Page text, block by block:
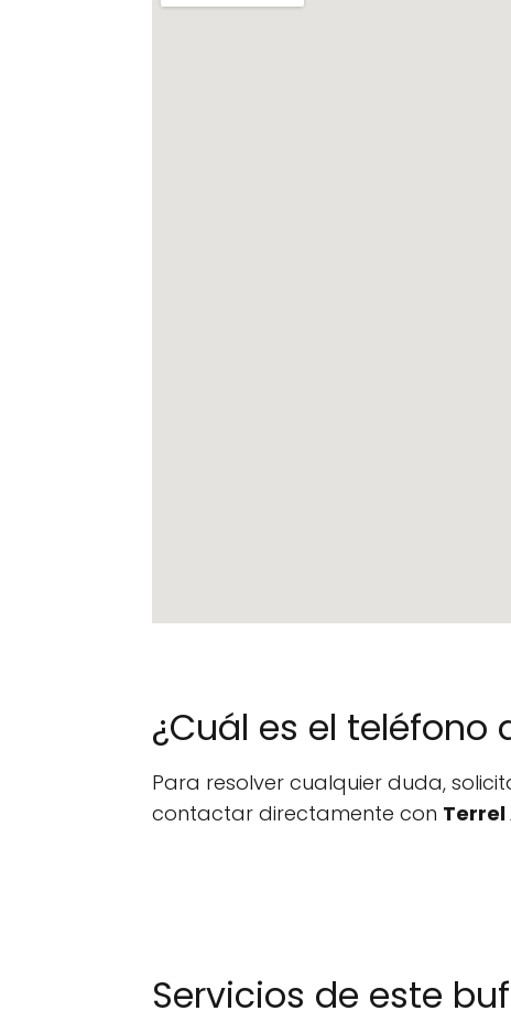
¿Cuál es el
Para resolver cualquier duda,
contactar directamente con
Servicios de este